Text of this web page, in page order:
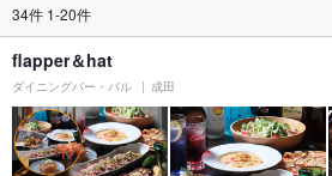
34件 1-20件
flapper＆hat
ダイニングバー・バル 成田